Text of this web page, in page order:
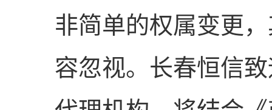
非简单的权属变更
容忽视。长春恒信